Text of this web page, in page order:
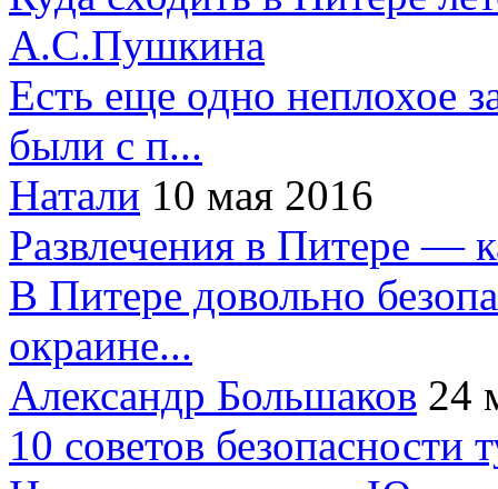
А.С.Пушкина
Есть еще одно неплохое
были с п...
Натали 10 мая 2016
Развлечения в Питере —
В Питере довольно
окраине...
Александр Большаков 24
10 советов безопасности